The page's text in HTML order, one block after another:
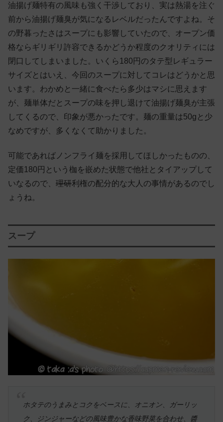
油揚げ麺特有の風味も強く干渉しており、実は熱湯を注ぐ
前から油揚げ麺臭が気になるレベルだったんですよね。そ
の野暮ったさはスープにも影響していたので、オープン価
格ならギリギリ許容できるかどうか程度のクオリティには
閉口してしまいました。いくら180円のタテ型レギュラー
サイズとはいえ、今回のスープに対してコレはどうかと思
います。わかめと一緒に食べたら多少はマシに思えます
が、麺単体だとスープの味を押し退けて油揚げ麺臭が主張
してくるので、印象が悪かったです。麺の重量は50gと少
なめですが、多くなくて助かりました。
可能であればノンフライ麺を採用してほしかったものの、
定価180円という枷を嵌めた状態で他社とタイアップして
いなるので、 理研利権の配分的な大人の事情があるのでし
ょうね。
スープ
ホタテのうまみとコクをベースに、オニオン、ガーリッ
ク、ジンジャーなどの風味豊かな香味野菜を合わせ、醬